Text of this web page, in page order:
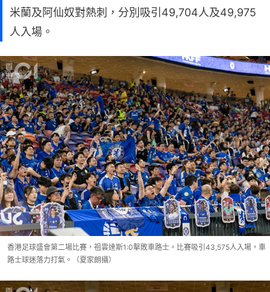
米蘭及阿仙奴對熱刺，分別吸引49,704人及49,975
人入場。
香港足球盛會第二場比賽，祖雲達斯1:0擊敗車路士。比賽吸引43,575人入場，車
路士球迷落力打氣。（夏家朗攝）